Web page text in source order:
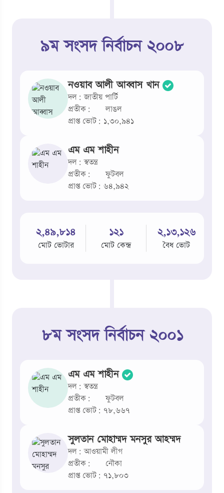
৯ম সংসদ নির্বাচন ২০০৮
নওয়াব আলী আব্বাস খান
দল: জাতীয় পার্টি
প্রতীক:
লাঙল
প্রাপ্ত ভোট: ১,৩০,৯৪১
এম এম শাহীন
দল: স্বতন্ত্র
প্রতীক:
ফুটবল
প্রাপ্ত ভোট: ৬৪,৯৪২
২,৪৯,৮১৪
মোট ভোটার
১২১
মোট কেন্দ্র
২,১৩,১২৬
বৈধ ভোট
৮ম সংসদ নির্বাচন ২০০১
এম এম শাহীন
দল: স্বতন্ত্র
প্রতীক:
ফুটবল
প্রাপ্ত ভোট: ৭৮,৬৬৭
সুলতান মোহাম্মদ মনসুর আহম্মদ
দল: আওয়ামী লীগ
প্রতীক:
নৌকা
প্রাপ্ত ভোট: ৭১,৮০৩